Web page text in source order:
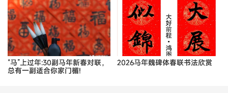
“马”上过年:30副马年新春对联，
总有一副适合你家门楣!
2026马年魏碑体春联书法欣赏